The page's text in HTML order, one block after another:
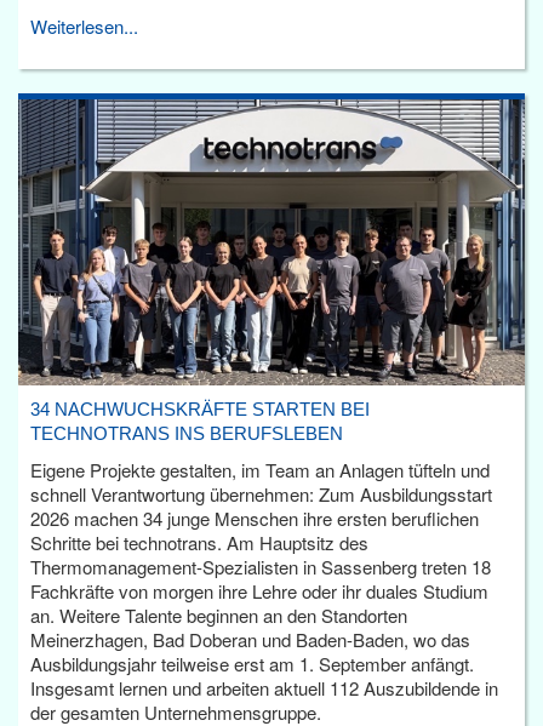
Weiterlesen...
34 NACHWUCHSKRÄFTE STARTEN BEI
TECHNOTRANS INS BERUFSLEBEN
Eigene Projekte gestalten, im Team an Anlagen tüfteln und
schnell Verantwortung übernehmen: Zum Ausbildungsstart
2026 machen 34 junge Menschen ihre ersten beruflichen
Schritte bei technotrans. Am Hauptsitz des
Thermomanagement-Spezialisten in Sassenberg treten 18
Fachkräfte von morgen ihre Lehre oder ihr duales Studium
an. Weitere Talente beginnen an den Standorten
Meinerzhagen, Bad Doberan und Baden-Baden, wo das
Ausbildungsjahr teilweise erst am 1. September anfängt.
Insgesamt lernen und arbeiten aktuell 112 Auszubildende in
der gesamten Unternehmensgruppe.